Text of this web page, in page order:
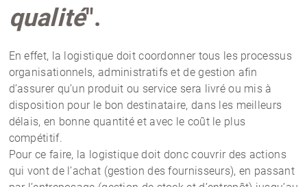
qualité".
En effet, la logistique doit coordonner tous les processus
organisationnels, administratifs et de gestion afin
d’assurer qu’un produit ou service sera livré ou mis à
disposition pour le bon destinataire, dans les meilleurs
délais, en bonne quantité et avec le coût le plus
compétitif.
Pour ce faire, la logistique doit donc couvrir des actions
qui vont de l’achat (gestion des fournisseurs), en passant